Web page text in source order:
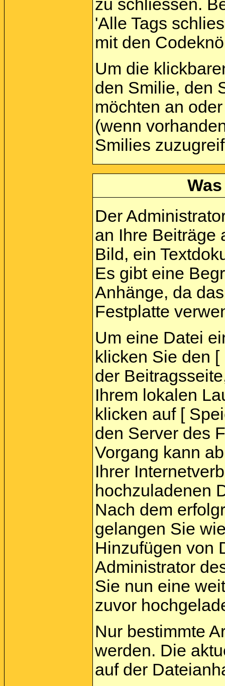
zu schliessen.
'Alle Tags
mit den
Um die
den Smilie, den
möchten an
(wenn
Smilies
Der
an Ihre Beiträge
Bild, ein
Es gibt eine
Anhänge, da
Festplatte
Um eine Datei
klicken Sie den
der
Ihrem lokalen
klicken auf [
den Server des
Vorgang kann
Ihrer
hochzuladenen
Nach dem
gelangen Sie
Hinzufügen von
Administrator
Sie nun eine
zuvor
Nur bestimmte
werden. Die
auf der